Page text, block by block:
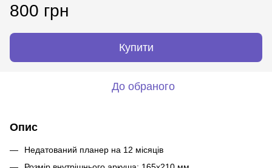
800 грн
Купити
До обраного
Опис
Недатований планер на 12 місяців